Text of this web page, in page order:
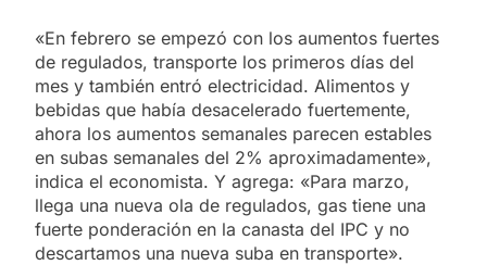
«En febrero se empezó con los aumentos fuertes
de regulados, transporte los primeros días del
mes y también entró electricidad. Alimentos y
bebidas que había desacelerado fuertemente,
ahora los aumentos semanales parecen estables
en subas semanales del 2% aproximadamente»,
indica el economista. Y agrega: «Para marzo,
llega una nueva ola de regulados, gas tiene una
fuerte ponderación en la canasta del IPC y no
descartamos una nueva suba en transporte».